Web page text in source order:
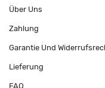
Über Uns
Zahlung
Garantie Und
Lieferung
FAQ